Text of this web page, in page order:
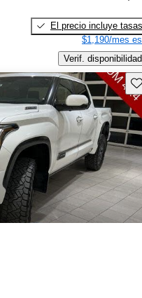
El precio incluye tasas
$1,190/mes
Verif. disponibilidad